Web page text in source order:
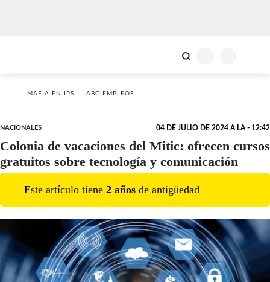
MAFIA EN IPS ABC EMPLEOS
NACIONALES 04 DE JULIO DE 2024 A LA - 12:42
Colonia de vacaciones del Mitic: ofrecen cursos
gratuitos sobre tecnología y comunicación
Este artículo tiene 2 años de antigüedad